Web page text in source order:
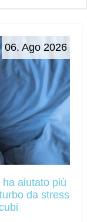
06. Ago 2026
aiutato più
da stress